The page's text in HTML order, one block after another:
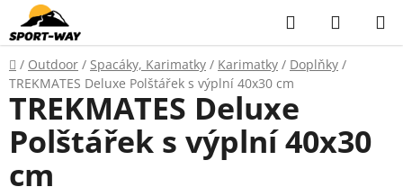
Přejít
na
obsah
Hledat
KOŠÍK
Domů
/ Outdoor / Spacáky, Karimatky / Karimatky / Doplňky /
TREKMATES Deluxe Polštářek s výplní 40x30 cm
TREKMATES Deluxe
Polštářek s výplní 40x30
cm